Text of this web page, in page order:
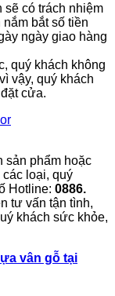
sẽ có trách nhiệm
bắt số tiền
ngày giao hàng
quý khách không
vậy, quý khách
cửa.
sản phẩm hoặc
loại, quý
Hotline: 0886.
tư vấn tận tình,
khách sức khỏe,
vân gỗ tại